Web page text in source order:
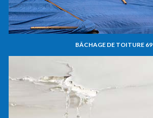
BÂCHAGE DE TOITURE 69